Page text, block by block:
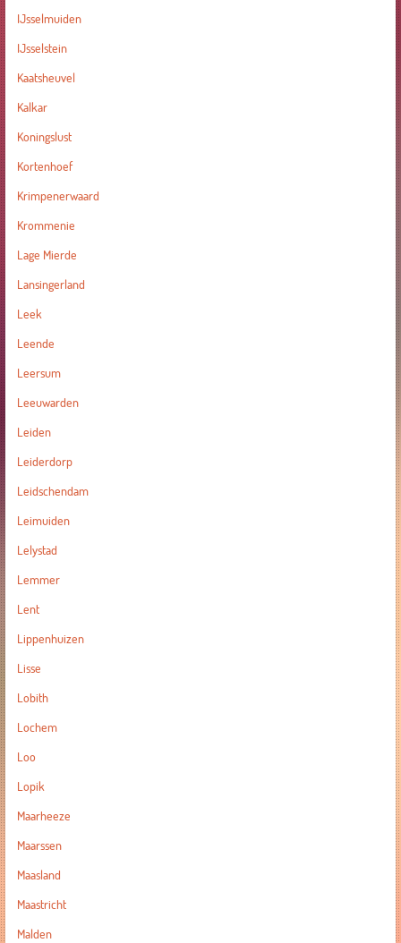
IJsselmuiden
IJsselstein
Kaatsheuvel
Kalkar
Koningslust
Kortenhoef
Krimpenerwaard
Krommenie
Lage Mierde
Lansingerland
Leek
Leende
Leersum
Leeuwarden
Leiden
Leiderdorp
Leidschendam
Leimuiden
Lelystad
Lemmer
Lent
Lippenhuizen
Lisse
Lobith
Lochem
Loo
Lopik
Maarheeze
Maarssen
Maasland
Maastricht
Malden